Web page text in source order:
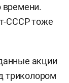
времени.
СССР тоже
акции
триколором